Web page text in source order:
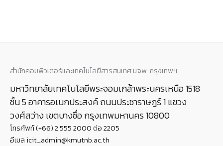
สำนักคอมพิวเตอร์และเทคโนโลยีสารสนเทศ มจพ. กรุงเทพฯ
มหาวิทยาลัยเทคโนโลยีพระจอมเกล้าพระนครเหนือ 1518
ชั้น 5 อาคารอเนกประสงค์ ถนนประชาราษฎร์ 1 แขวง
วงศ์สว่าง เขตบางซื่อ กรุงเทพมหานคร 10800
โทรศัพท์ (+66) 2 555 2000 ต่อ 2205
อีเมล icit_admin@kmutnb.ac.th